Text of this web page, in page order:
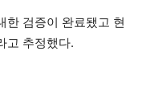
한 검증이 완료됐고 현
고 추정했다.